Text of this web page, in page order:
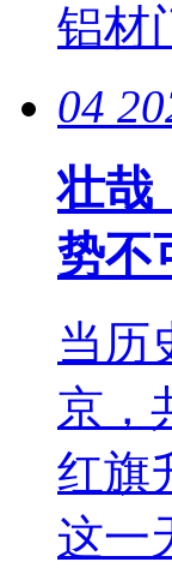
铝材
04
壮哉
势不
当历
京，
红旗
这一